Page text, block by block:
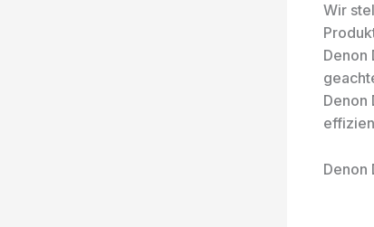
Wir
Denon
Denon
Denon